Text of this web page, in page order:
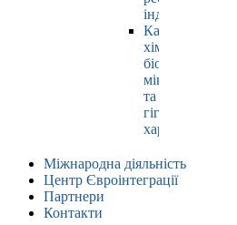
індустрії
Кафедра
хімії,
біохімії,
мікробіології
та
гігієни
харчування
Міжнародна діяльність
Центр Євроінтеграції
Партнери
Контакти